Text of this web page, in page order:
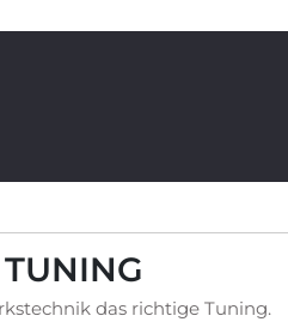
das richtige Tuning.